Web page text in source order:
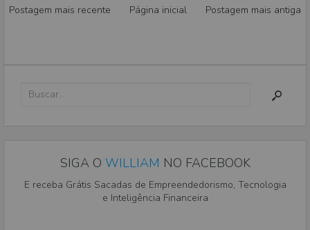
Postagem mais recente Página inicial Postagem mais antiga
SIGA O WILLIAM NO FACEBOOK
E receba Grátis Sacadas de Empreendedorismo, Tecnologia
e Inteligência Financeira